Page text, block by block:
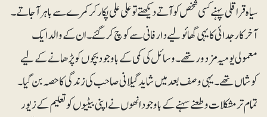
سیاہ قراقلی پہنے کسی شخص کو آتے دیکھتے تو علی علی پکار کر کمرے سے باہر آجاتے۔
آخرکار جدائی کا یہی گھائو لیے دارفانی سے کوچ کر گئے۔ ان کے والد ایک
معمولی یومیہ مزدور تھے۔ وسائل کی کمی کے باوجود بچوں کوپڑھانے کے لیے
کوشاں تھے۔ یہی وصف بعد میں شاید گیلانی صاحب کی زندگی کا حصہ بن گیا۔
تمام تر مشکلات و طعنے سہنے کے باوجود انھوں نے اپنی بیٹیوں کو تعلیم کے زیور